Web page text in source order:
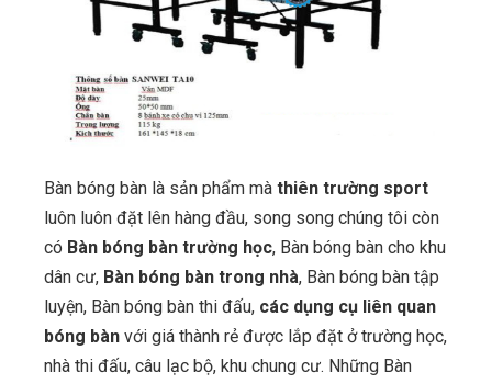
Bàn bóng bàn là sản phẩm mà thiên trường sport
luôn luôn đặt lên hàng đầu, song song chúng tôi còn
có Bàn bóng bàn trường học, Bàn bóng bàn cho khu
dân cư, Bàn bóng bàn trong nhà, Bàn bóng bàn tập
luyện, Bàn bóng bàn thi đấu, các dụng cụ liên quan
bóng bàn với giá thành rẻ được lắp đặt ở trường học,
nhà thi đấu, câu lạc bộ, khu chung cư. Những Bàn